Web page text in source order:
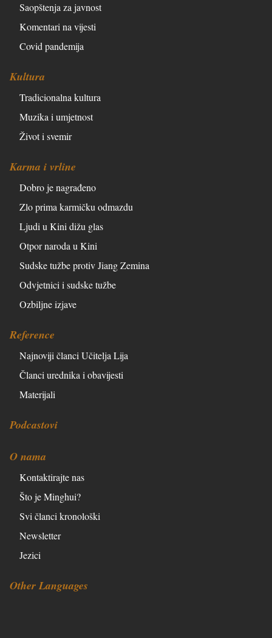
Saopštenja za javnost
Komentari na vijesti
Covid pandemija
Kultura
Tradicionalna kultura
Muzika i umjetnost
Život i svemir
Karma i vrline
Dobro je nagrađeno
Zlo prima karmičku odmazdu
Ljudi u Kini dižu glas
Otpor naroda u Kini
Sudske tužbe protiv Jiang Zemina
Odvjetnici i sudske tužbe
Ozbiljne izjave
Reference
Najnoviji članci Učitelja Lija
Članci urednika i obavijesti
Materijali
Podcastovi
O nama
Kontaktirajte nas
Što je Minghui?
Svi članci kronološki
Newsletter
Jezici
Other Languages